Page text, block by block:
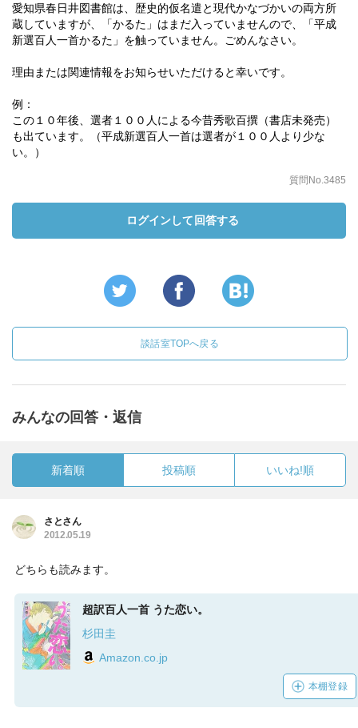
愛知県春日井図書館は、歴史的仮名遣と現代かなづかいの両方所
蔵していますが、「かるた」はまだ入っていませんので、「平成
新選百人一首かるた」を触っていません。ごめんなさい。
理由または関連情報をお知らせいただけると幸いです。
例：
この１０年後、選者１００人による今昔秀歌百撰（書店未発売）
も出ています。（平成新選百人一首は選者が１００人より少な
い。）
質問No.3485
ログインして回答する
談話室TOPへ戻る
みんなの回答・返信
新着順 投稿順 いいね!順
さとさん
2012.05.19
どちらも読みます。
超訳百人一首 うた恋い。
杉田圭
Amazon.co.jp
本棚登録